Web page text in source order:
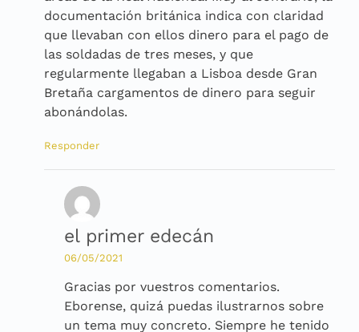
documentación británica indica con claridad
que llevaban con ellos dinero para el pago de
las soldadas de tres meses, y que
regularmente llegaban a Lisboa desde Gran
Bretaña cargamentos de dinero para seguir
abonándolas.
Responder
el primer edecán
06/05/2021
Gracias por vuestros comentarios.
Eborense, quizá puedas ilustrarnos sobre
un tema muy concreto. Siempre he tenido